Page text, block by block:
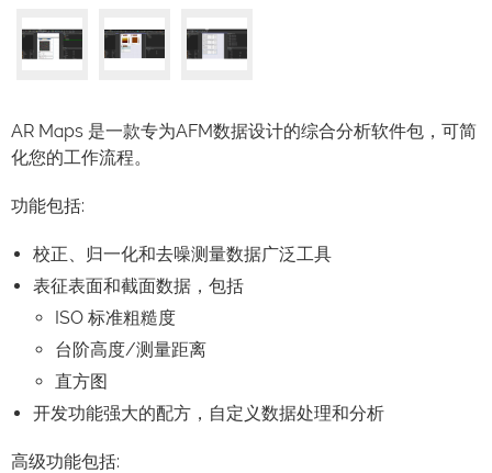
AR Maps 是一款专为AFM数据设计的综合分析软件包，可简
化您的工作流程。
功能包括:
校正、归一化和去噪测量数据广泛工具
表征表面和截面数据，包括
ISO 标准粗糙度
台阶高度/测量距离
直方图
开发功能强大的配方，自定义数据处理和分析
高级功能包括: